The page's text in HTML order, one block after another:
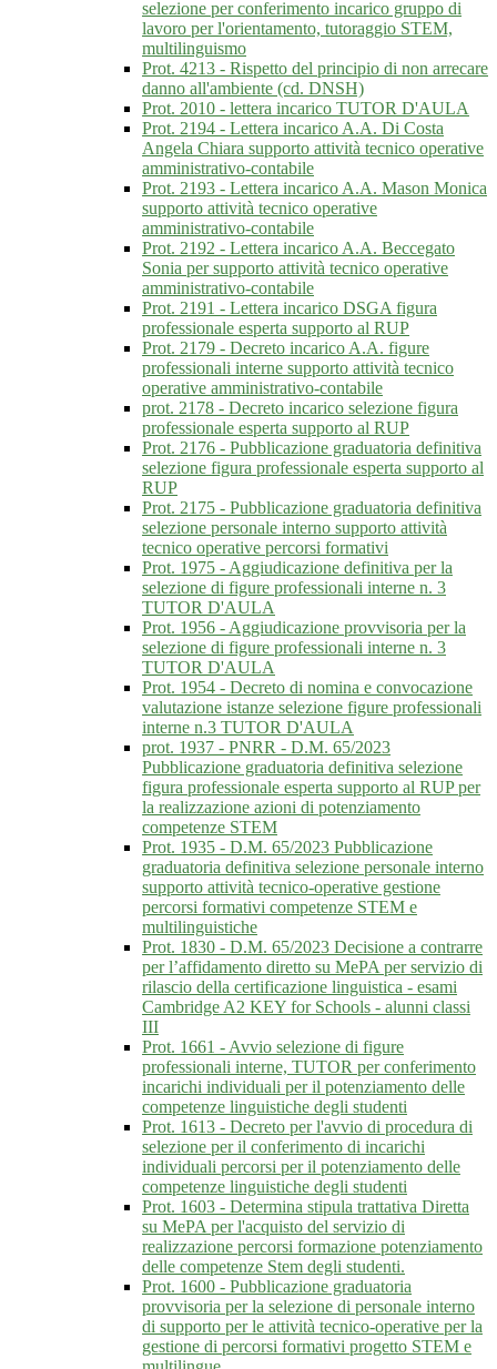
selezione per conferimento incarico gruppo di
lavoro per l'orientamento, tutoraggio STEM,
multilinguismo
Prot. 4213 - Rispetto del principio di non arrecare
danno all'ambiente (cd. DNSH)
Prot. 2010 - lettera incarico TUTOR D'AULA
Prot. 2194 - Lettera incarico A.A. Di Costa
Angela Chiara supporto attività tecnico operative
amministrativo-contabile
Prot. 2193 - Lettera incarico A.A. Mason Monica
supporto attività tecnico operative
amministrativo-contabile
Prot. 2192 - Lettera incarico A.A. Beccegato
Sonia per supporto attività tecnico operative
amministrativo-contabile
Prot. 2191 - Lettera incarico DSGA figura
professionale esperta supporto al RUP
Prot. 2179 - Decreto incarico A.A. figure
professionali interne supporto attività tecnico
operative amministrativo-contabile
prot. 2178 - Decreto incarico selezione figura
professionale esperta supporto al RUP
Prot. 2176 - Pubblicazione graduatoria definitiva
selezione figura professionale esperta supporto al
RUP
Prot. 2175 - Pubblicazione graduatoria definitiva
selezione personale interno supporto attività
tecnico operative percorsi formativi
Prot. 1975 - Aggiudicazione definitiva per la
selezione di figure professionali interne n. 3
TUTOR D'AULA
Prot. 1956 - Aggiudicazione provvisoria per la
selezione di figure professionali interne n. 3
TUTOR D'AULA
Prot. 1954 - Decreto di nomina e convocazione
valutazione istanze selezione figure professionali
interne n.3 TUTOR D'AULA
prot. 1937 - PNRR - D.M. 65/2023
Pubblicazione graduatoria definitiva selezione
figura professionale esperta supporto al RUP per
la realizzazione azioni di potenziamento
competenze STEM
Prot. 1935 - D.M. 65/2023 Pubblicazione
graduatoria definitiva selezione personale interno
supporto attività tecnico-operative gestione
percorsi formativi competenze STEM e
multilinguistiche
Prot. 1830 - D.M. 65/2023 Decisione a contrarre
per l’affidamento diretto su MePA per servizio di
rilascio della certificazione linguistica - esami
Cambridge A2 KEY for Schools - alunni classi
III
Prot. 1661 - Avvio selezione di figure
professionali interne, TUTOR per conferimento
incarichi individuali per il potenziamento delle
competenze linguistiche degli studenti
Prot. 1613 - Decreto per l'avvio di procedura di
selezione per il conferimento di incarichi
individuali percorsi per il potenziamento delle
competenze linguistiche degli studenti
Prot. 1603 - Determina stipula trattativa Diretta
su MePA per l'acquisto del servizio di
realizzazione percorsi formazione potenziamento
delle competenze Stem degli studenti.
Prot. 1600 - Pubblicazione graduatoria
provvisoria per la selezione di personale interno
di supporto per le attività tecnico-operative per la
gestione di percorsi formativi progetto STEM e